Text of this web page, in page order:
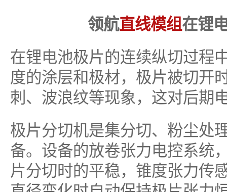
领航直线模组在锂
在锂电池极片的连续纵切过程
度的涂层和极材，极片被切开
刺、波浪纹等现象，这对后期
极片分切机是集分切、粉尘处
备。设备的放卷张力电控系统
片分切时的平稳，锥度张力传